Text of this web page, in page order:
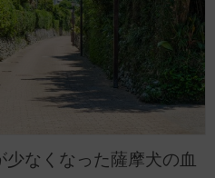
なくなった薩摩犬の血